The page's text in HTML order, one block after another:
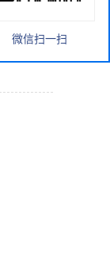
微信扫一扫